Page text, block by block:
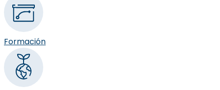
Formación